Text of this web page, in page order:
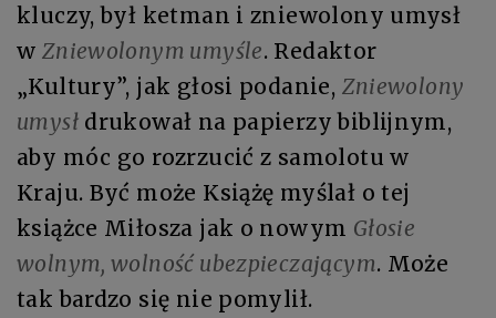
kluczy, był ketman i zniewolony umysł
w Zniewolonym umyśle. Redaktor
„Kultury”, jak głosi podanie, Zniewolony
umysłdrukował na papierzy biblijnym,
aby móc go rozrzucić z samolotu w
Kraju. Być może Książę myślał o tej
książce Miłosza jak o nowym Głosie
wolnym, wolność ubezpieczającym. Może
tak bardzo się nie pomylił.